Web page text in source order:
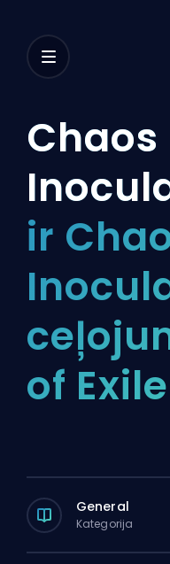
Chaos
ir
of
General
Kategorija